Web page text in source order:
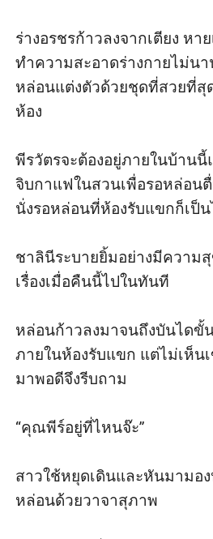
ร่างอรชรก้าวลงจากเตียง หา
ทำความสะอาดร่างกายไม่น
หล่อนแต่งตัวด้วยชุดที่สวยที่สุ
ห้อง
พีรวัตรจะต้องอยู่ภายในบ้านนี้
จิบกาแฟในสวนเพื่อรอหล่อน
นั่งรอหล่อนที่ห้องรับแขกก็เป็น
ชาลินีระบายยิ้มอย่างมีความ
เรื่องเมื่อคืนนี้ไปในทันที
หล่อนก้าวลงมาจนถึงบันไดขั้
ภายในห้องรับแขก แต่ไม่เห็น
มาพอดีจึงรีบถาม
“คุณพีร์อยู่ที่ไหนจ๊ะ”
สาวใช้หยุดเดินและหันมามอ
หล่อนด้วยวาจาสุภาพ